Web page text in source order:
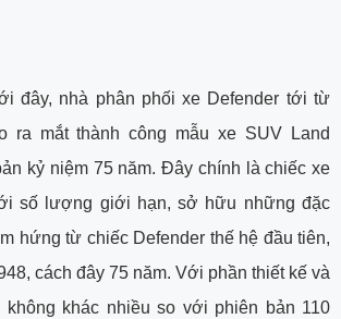
đây, nhà phân phối xe Defender tới từ
ra mắt thành công mẫu xe SUV Land
kỷ niệm 75 năm. Đây chính là chiếc xe
số lượng giới hạn, sở hữu những đặc
hứng từ chiếc Defender thế hệ đầu tiên,
cách đây 75 năm. Với phần thiết kế và
không khác nhiều so với phiên bản 110